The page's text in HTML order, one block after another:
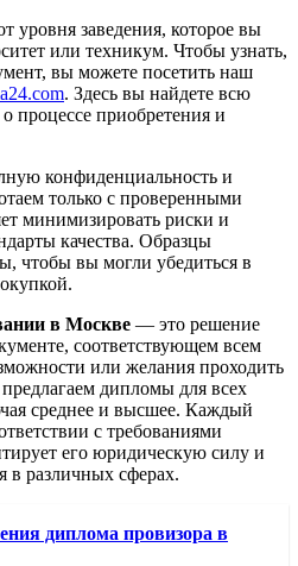
уровня заведения, которое вы
или техникум. Чтобы узнать,
вы можете посетить наш
. Здесь вы найдете всю
приобретения и
конфиденциальность и
только с проверенными
минимизировать риски и
качества. Образцы
чтобы вы могли убедиться в
в Москве — это решение
соответствующем всем
или желания проходить
дипломы для всех
среднее и высшее. Каждый
с требованиями
его юридическую силу и
в различных сферах.
диплома провизора в